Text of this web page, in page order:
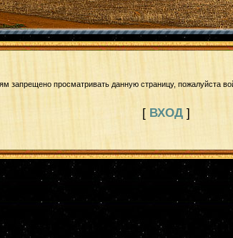
запрещено просматривать данную страницу, пожалуйста
[ ВХОД ]